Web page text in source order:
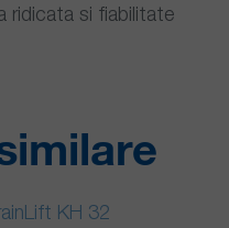
ridicata si fiabilitate